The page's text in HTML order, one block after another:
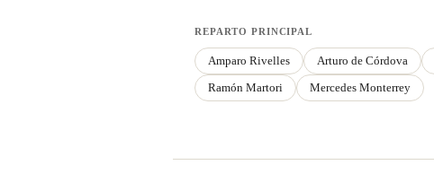
REPARTO PRINCIPAL
Amparo Rivelles Arturo de Córdova
Ramón Martori
Mercedes Monterrey